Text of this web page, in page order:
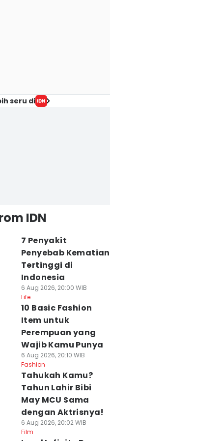
seru di
IDN
7 Penyakit
Penyebab Kematian
Tertinggi di
Indonesia
6 Aug 2026, 20:00 WIB
Life
10 Basic Fashion
Item untuk
Perempuan yang
Wajib Kamu Punya
6 Aug 2026, 20:10 WIB
Fashion
Tahukah Kamu?
Tahun Lahir Bibi
May MCU Sama
dengan Aktrisnya!
6 Aug 2026, 20:02 WIB
Film